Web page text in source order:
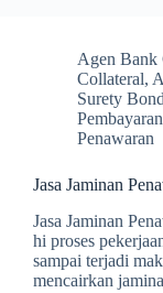
Agen Bank
Collateral,
Surety Bond
Pembayaran
Penawaran
Jasa Jaminan
Jasa Jaminan
hi proses
sampai terjadi
mencairkan